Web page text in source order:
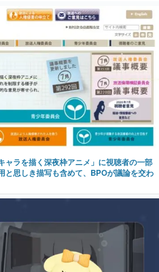
ャラを描く深夜枠アニメ」に視聴者の一部
と思しき描写も含めて、BPOが議論を交わ